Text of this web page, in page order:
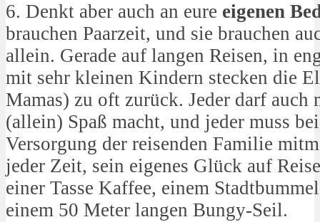
6. Denkt aber auch an eure eigenen
brauchen Paarzeit, und sie brauchen
allein. Gerade auf langen Reisen, in
mit sehr kleinen Kindern stecken die
Mamas) zu oft zurück. Jeder darf auch
(allein) Spaß macht, und jeder muss
Versorgung der reisenden Familie
jeder Zeit, sein eigenes Glück auf
einer Tasse Kaffee, einem
einem 50 Meter langen Bungy-Seil.